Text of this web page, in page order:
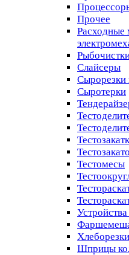
Прочее
Расходные
Слайсеры
Сырорезки
Сыротерки
Тестомесы
Хлеборезки
Шприцы